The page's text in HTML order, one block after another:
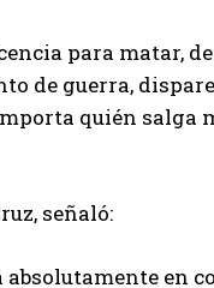
para matar,
de guerra,
quién salga
señaló:
en